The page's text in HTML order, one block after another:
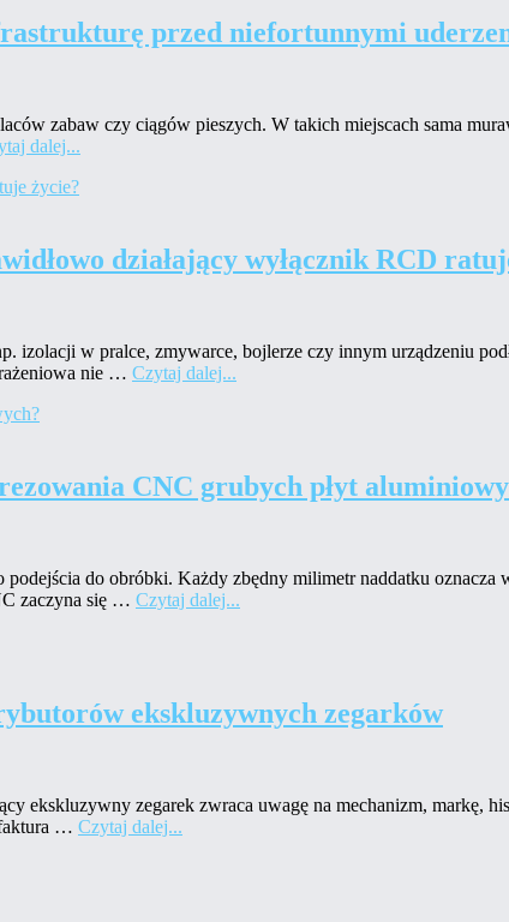
przed niefortunnymi
zabaw czy ciągów pieszych. W takich miejscach sama
dalej...
działający wyłącznik RCD
w pralce, zmywarce, bojlerze czy innym urządzeniu
nie … Czytaj dalej...
CNC grubych płyt
do obróbki. Każdy zbędny milimetr naddatku oznacza
zaczyna się … Czytaj dalej...
ekskluzywnych zegarków
ekskluzywny zegarek zwraca uwagę na mechanizm, markę,
faktura … Czytaj dalej...